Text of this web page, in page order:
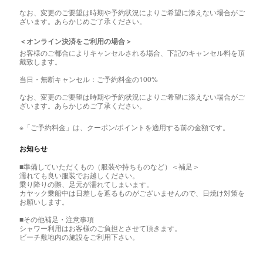
なお、変更のご要望は時期や予約状況によりご希望に添えない場合がご
ざいます。あらかじめご了承ください。
＜オンライン決済をご利用の場合＞
お客様のご都合によりキャンセルされる場合、下記のキャンセル料を頂
戴致します。
当日・無断キャンセル：ご予約料金の100%
なお、変更のご要望は時期や予約状況によりご希望に添えない場合がご
ざいます。あらかじめご了承ください。
※「ご予約料金」は、クーポン/ポイントを適用する前の金額です。
お知らせ
■準備していただくもの（服装や持ちものなど）＜補足＞
濡れても良い服装でお越しください。
乗り降りの際、足元が濡れてしまいます。
カヤック乗船中は日差しを遮るものがございませんので、日焼け対策を
お願いします。
■その他補足・注意事項
シャワー利用はお客様のご負担とさせて頂きます。
ビーチ敷地内の施設をご利用下さい。